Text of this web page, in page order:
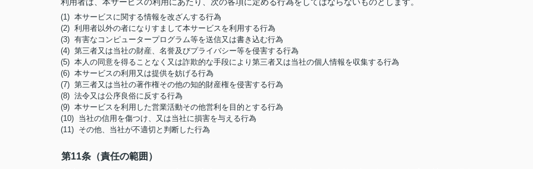
(1) 本サービスに関する情報を改ざんする行為
(2) 利用者以外の者になりすまして本サービスを利用する行為
(3) 有害なコンピュータープログラム等を送信又は書き込む行為
(4) 第三者又は当社の財産、名誉及びプライバシー等を侵害する行為
(5) 本人の同意を得ることなく又は詐欺的な手段により第三者又は当社の個人情報を収集する行為
(6) 本サービスの利用又は提供を妨げる行為
(7) 第三者又は当社の著作権その他の知的財産権を侵害する行為
(8) 法令又は公序良俗に反する行為
(9) 本サービスを利用した営業活動その他営利を目的とする行為
(10) 当社の信用を傷つけ、又は当社に損害を与える行為
(11) その他、当社が不適切と判断した行為
第11条（責任の範囲）